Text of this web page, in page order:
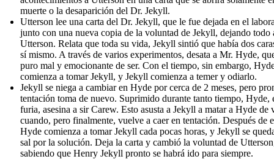
muerte o la desaparición del Dr. Jekyll.
Utterson lee una carta del Dr. Jekyll, que le fue dejada en el
junto con una nueva copia de la voluntad de Jekyll, dejando todo
Utterson. Relata que toda su vida, Jekyll sintió que había dos
sí mismo. A través de varios experimentos, desata a Mr. Hyde,
puro mal y emocionante de ser. Con el tiempo, sin embargo,
comienza a tomar Jekyll, y Jekyll comienza a temer y odiarlo.
Jekyll se niega a cambiar en Hyde por cerca de 2 meses, pero
tentación toma de nuevo. Suprimido durante tanto tiempo, Hyde,
furia, asesina a sir Carew. Esto asusta a Jekyll a matar a Hyde de
cuando, pero finalmente, vuelve a caer en tentación. Después de
Hyde comienza a tomar Jekyll cada pocas horas, y Jekyll se
sal por la solución. Deja la carta y cambió la voluntad de
sabiendo que Henry Jekyll pronto se habrá ido para siempre.